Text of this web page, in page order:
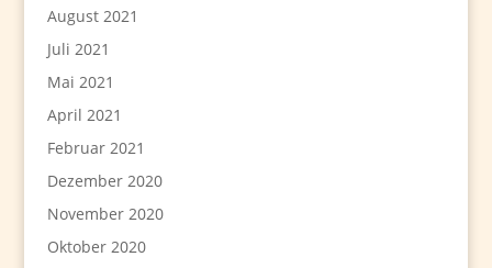
August 2021
Juli 2021
Mai 2021
April 2021
Februar 2021
Dezember 2020
November 2020
Oktober 2020